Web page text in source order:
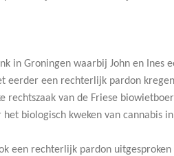
in Groningen waarbij John en Ines
eerder een rechterlijk pardon
rechtszaak van de Friese biowietboer
biologisch kweken van cannabis
een rechterlijk pardon